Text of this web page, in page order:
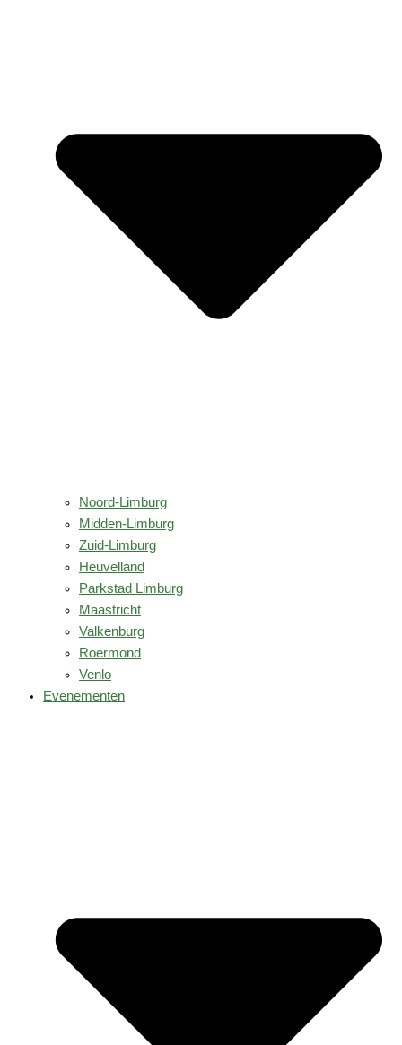
Noord-Limburg
Midden-Limburg
Zuid-Limburg
Heuvelland
Parkstad Limburg
Maastricht
Valkenburg
Roermond
Venlo
Evenementen